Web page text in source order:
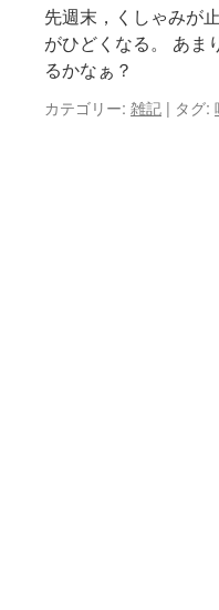
へ
ス
キ
先週末，くしゃみが
がひどくなる。 あま
るかなぁ？
カテゴリー: 雑記 | タグ: